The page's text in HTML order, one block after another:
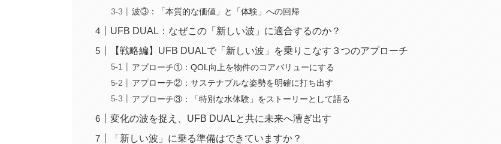
波③：「本質的な価値」と「体験」への回帰
UFB DUAL：なぜこの「新しい波」に適合するのか？
【戦略編】UFB DUALで「新しい波」を乗りこなす３つのアプローチ
アプローチ①：QOL向上を物件のコアバリューにする
アプローチ②：サステナブルな姿勢を明確に打ち出す
アプローチ③：「特別な水体験」をストーリーとして語る
変化の波を捉え、UFB DUALと共に未来へ漕ぎ出す
「新しい波」に乗る準備はできていますか？